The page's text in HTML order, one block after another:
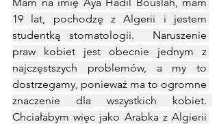
19 lat, pochodzę z Algerii i jestem
studentką stomatologii.  Naruszenie
praw kobiet jest obecnie jednym z
najczęstszych problemów, a my to
dostrzegamy, ponieważ ma to ogromne
znaczenie dla wszystkich kobiet.
Chciałabym więc jako Arabka z Algierii